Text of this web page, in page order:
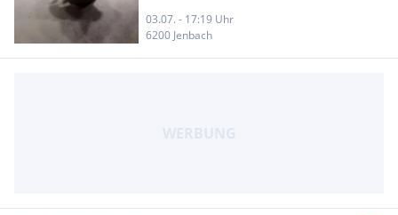
03.07. - 17:19 Uhr
6200 Jenbach